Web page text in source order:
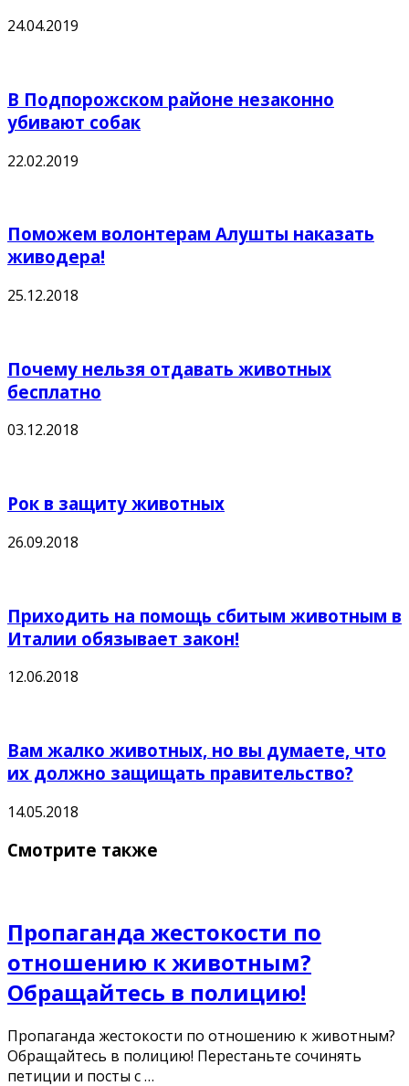
24.04.2019
В Подпорожском районе незаконно
убивают собак
22.02.2019
Поможем волонтерам Алушты наказать
живодера!
25.12.2018
Почему нельзя отдавать животных
бесплатно
03.12.2018
Рок в защиту животных
26.09.2018
Приходить на помощь сбитым животным в
Италии обязывает закон!
12.06.2018
Вам жалко животных, но вы думаете, что
их должно защищать правительство?
14.05.2018
Смотрите также
Пропаганда жестокости по
отношению к животным?
Обращайтесь в полицию!
Пропаганда жестокости по отношению к животным?
Обращайтесь в полицию! Перестаньте сочинять
петиции и посты с …